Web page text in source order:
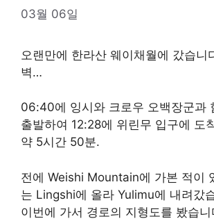
03월 06일
오랜만에 한라산 웨이채월에 갔습니
벽…
06:40에 잉시와 크로우 오백장군과
출발하여 12:28에 위린무 입구에 도
약 5시간 50분.
전에 Weishi Mountain에 가본 적이
는 Lingshi에 올라 Yulimu에 내려갔
이번에 가서 경로의 지형도를 봤습